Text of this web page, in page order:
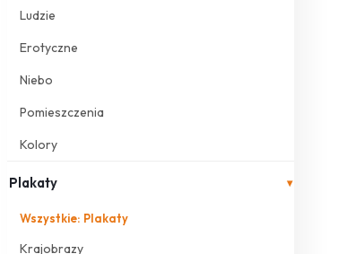
Ludzie
Erotyczne
Niebo
Pomieszczenia
Kolory
Plakaty ▾
Wszystkie: Plakaty
Krajobrazy